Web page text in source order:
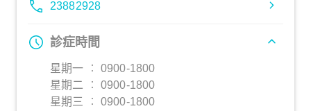
23882928
診症時間
星期一 ︰ 0900-1800
星期二 ︰ 0900-1800
星期三 ︰ 0900-1800